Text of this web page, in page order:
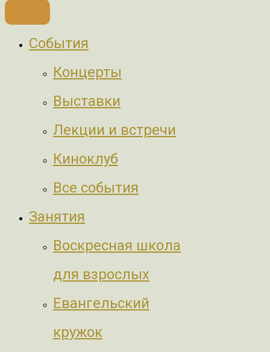
События
Концерты
Выставки
Лекции и встречи
Киноклуб
Все события
Занятия
Воскресная школа
для взрослых
Евангельский
кружок